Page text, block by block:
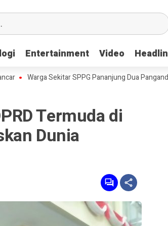
Entertainment Video
Entertainment Video
Sekitar SPPG Pananjung Dua Pangandaran,
Termuda di
Dunia